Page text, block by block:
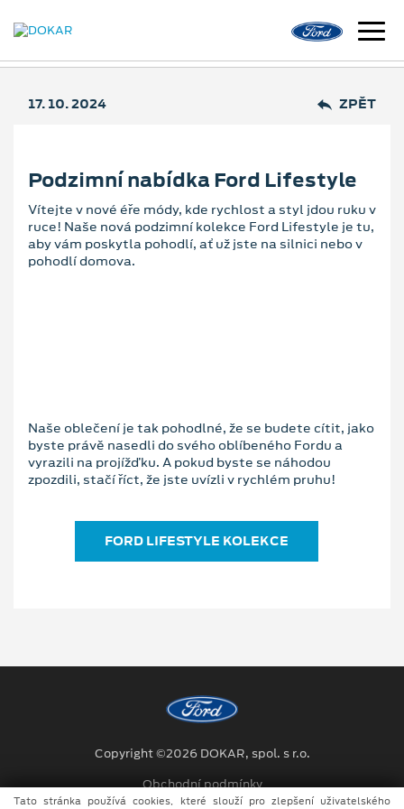
17. 10. 2024 ZPĚT
Podzimní nabídka Ford Lifestyle
Vítejte v nové éře módy, kde rychlost a styl jdou ruku v
ruce! Naše nová podzimní kolekce Ford Lifestyle je tu,
aby vám poskytla pohodlí, ať už jste na silnici nebo v
pohodlí domova.
Naše oblečení je tak pohodlné, že se budete cítit, jako
byste právě nasedli do svého oblíbeného Fordu a
vyrazili na projížďku. A pokud byste se náhodou
zpozdili, stačí říct, že jste uvízli v rychlém pruhu!
FORD LIFESTYLE KOLEKCE
Copyright ©2026 DOKAR, spol. s r.o.
Obchodní podmínky
Tato stránka používá cookies, které slouží pro zlepšení uživatelského